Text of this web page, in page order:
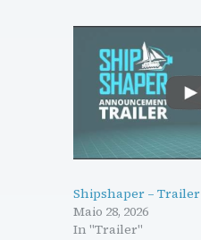
Shipshaper – Trailer
Maio 28, 2026
In "Trailer"